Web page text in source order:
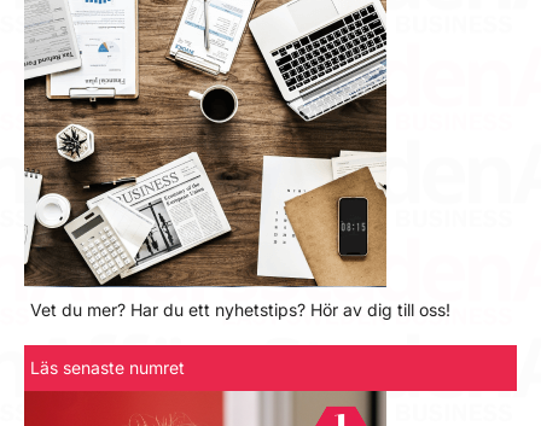
Vet du mer? Har du ett nyhetstips? Hör av dig till oss!
Läs senaste numret